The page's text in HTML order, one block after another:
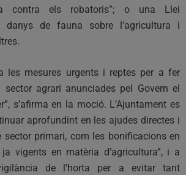
contra els robatoris”; o una Llei
danys de fauna sobre l’agricultura i
les mesures urgents i reptes per a fer
agrari anunciades pel Govern el
s’afirma en la moció. L’Ajuntament es
aprofundint en les ajudes directes i
sector primari, com les bonificacions en
vigents en matèria d’agricultura”, i a
de l’horta per a evitar tant